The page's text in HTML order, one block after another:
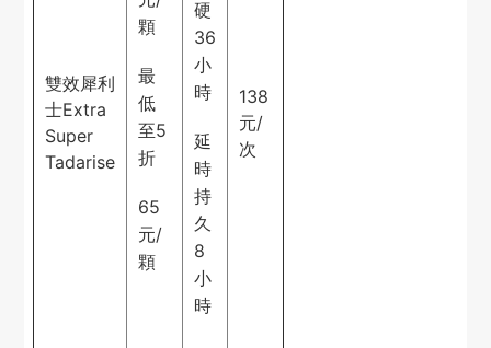
雙效犀利
士Extra
Super
Tadarise
顆
最
低
至5
折
65
元/
顆
硬
36
小
時
延
時
持
久
8
小
時
138
元/
次